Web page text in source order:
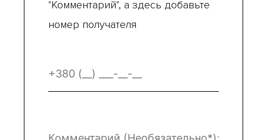
"Комментарий", а здесь добавьте
номер получателя